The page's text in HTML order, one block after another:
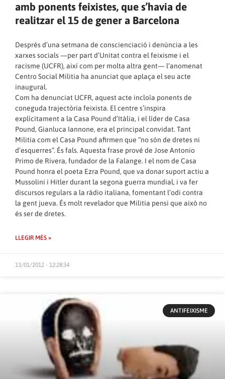
amb ponents feixistes, que s’havia de
realitzar el 15 de gener a Barcelona
Després d’una setmana de conscienciació i denúncia a les
xarxes socials —per part d’Unitat contra el feixisme i el
racisme (UCFR), així com per molta altra gent— l’anomenat
Centro Social Militia ha anunciat que aplaça el seu acte
inaugural.
Com ha denunciat UCFR, aquest acte incloïa ponents de
coneguda trajectòria feixista. El centre s’inspira
explícitament a la Casa Pound d’Itàlia, i el líder de Casa
Pound, Gianluca Iannone, era el principal convidat. Tant
Militia com el Casa Pound afirmen que “no són de dretes ni
d’esquerres”. És fals. Aquesta frase prové de Jose Antonio
Primo de Rivera, fundador de la Falange. I el nom de Casa
Pound honra el poeta Ezra Pound, que va donar suport actiu a
Mussolini i Hitler durant la segona guerra mundial, i va fer
discursos regulars a la ràdio italiana, fomentant l’odi contra
la gent jueva. És molt revelador que Militia pensi que això no
és ser de dretes.
LLEGIR MÉS »
13/01/2012 - 12:28:34
ANTIFEIXISME